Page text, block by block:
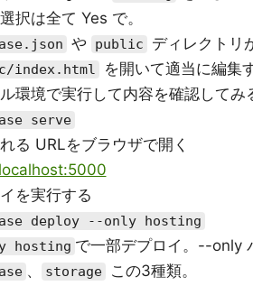
択は全て Yes で。
や public ディレクトリ
index.html
を開いて適当に編集
環境で実行して内容を確認してみ
serve
る URLをブラウザで開く
を実行する
deploy --only hosting
hosting で一部デプロイ。--only
、 storage
この3種類。